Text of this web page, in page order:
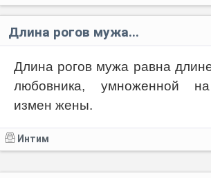
Длина рогов мужа...
Длина рогов мужа равна
любовника, умноженной на
измен жены.
Интим